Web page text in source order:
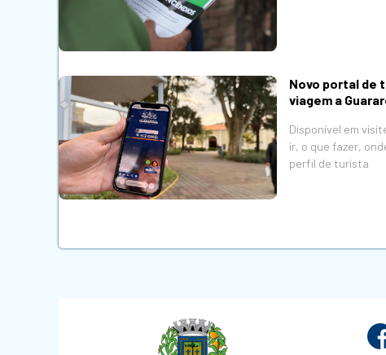
Novo portal de
viagem a
Disponível em
ir, o que fazer,
perfil de turista